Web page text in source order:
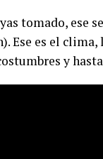
tomado, ese
Ese es el
y